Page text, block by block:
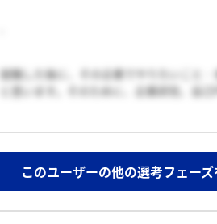
就職した後に、その企業でやりたいこと
と思います。そのために、企業研究、自
このユーザーの他の選考フェーズ